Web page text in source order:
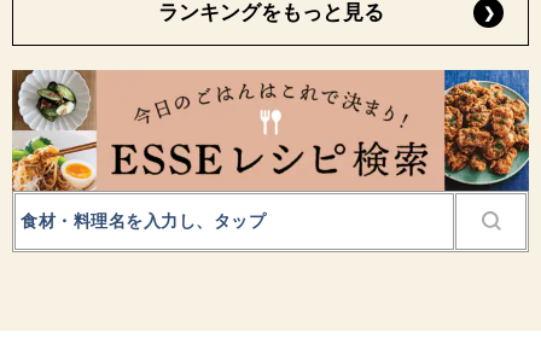
ランキングをもっと見る